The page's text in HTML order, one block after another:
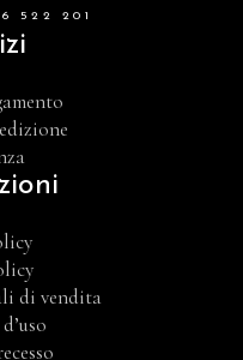
522 201
di vendita